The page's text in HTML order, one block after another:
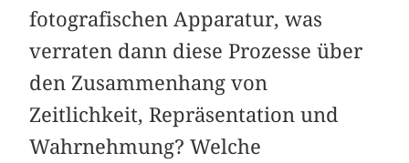
fotografischen Apparatur, was
verraten dann diese Prozesse über
den Zusammenhang von
Zeitlichkeit, Repräsentation und
Wahrnehmung? Welche